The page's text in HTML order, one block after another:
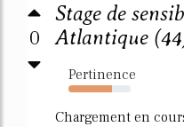
0
Stage de
Atlantique
Pertinence
70%
Chargement en